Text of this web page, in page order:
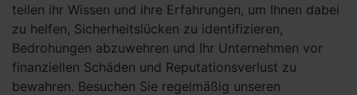
teilen ihr Wissen und ihre Erfahrungen, um Ihnen dabei
zu helfen, Sicherheitslücken zu identifizieren,
Bedrohungen abzuwehren und Ihr Unternehmen vor
finanziellen Schäden und Reputationsverlust zu
bewahren. Besuchen Sie regelmäßig unseren